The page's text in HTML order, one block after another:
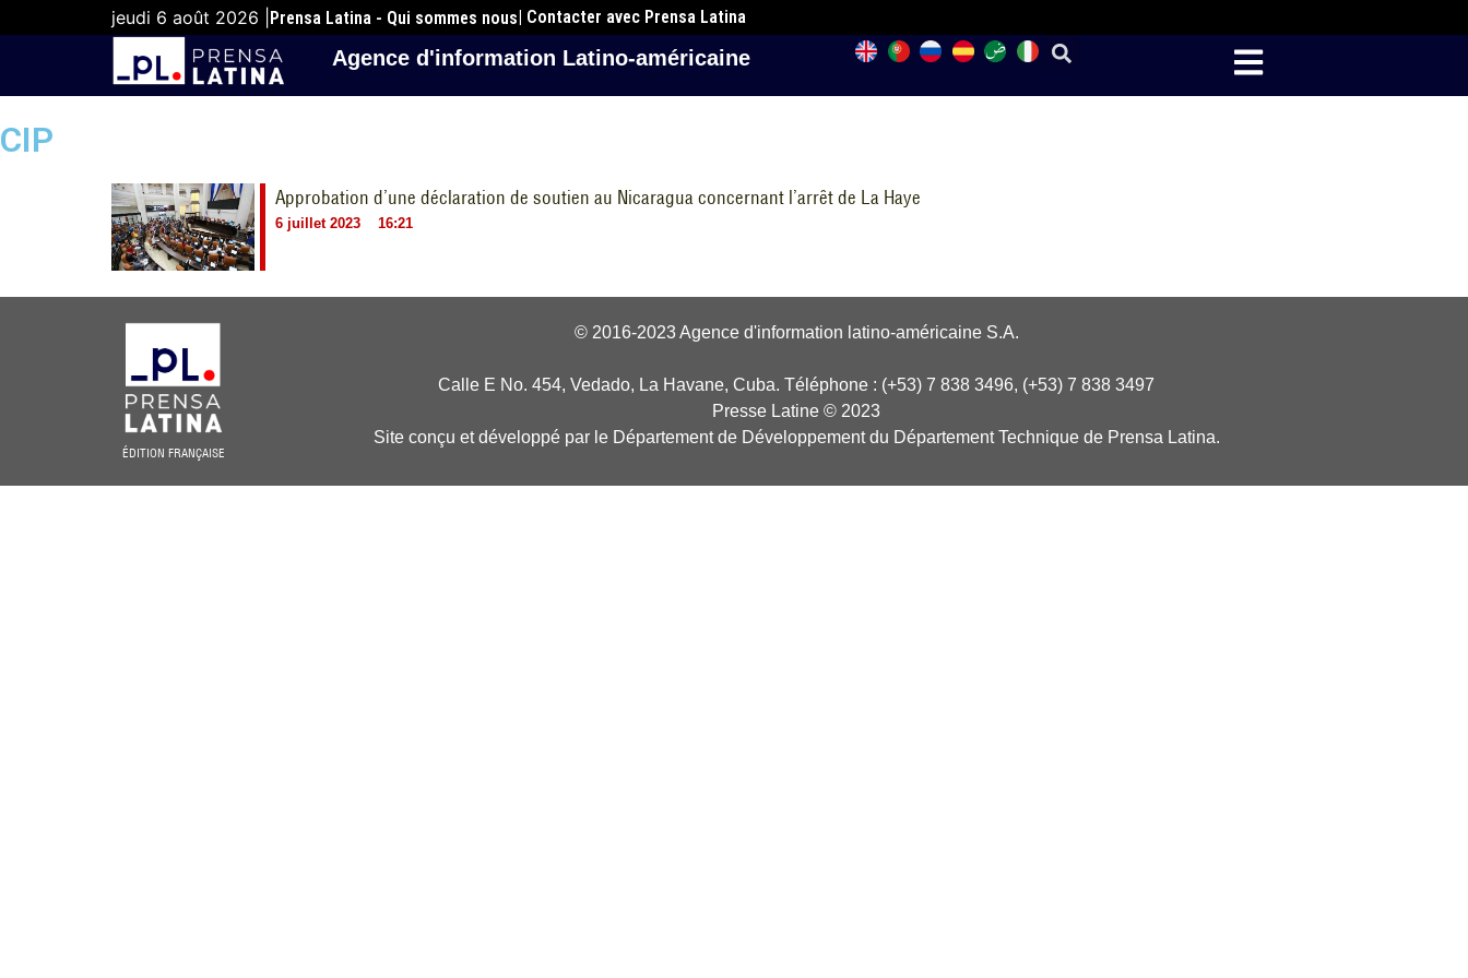
jeudi 6 août 2026 | Prensa Latina - Qui sommes nous| Contacter avec Prensa Latina
Agence d'information Latino-américaine
CIP
Approbation d’une déclaration de soutien au Nicaragua concernant l’arrêt de La Haye
6 juillet 2023 16:21
ÉDITION FRANÇAISE
© 2016-2023 Agence d'information latino-américaine S.A.
Calle E No. 454, Vedado, La Havane, Cuba. Téléphone : (+53) 7 838 3496, (+53) 7 838 3497
Presse Latine © 2023
Site conçu et développé par le Département de Développement du Département Technique de Prensa Latina.